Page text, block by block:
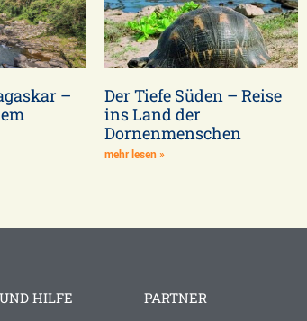
–
Der Tiefe Süden – Reise
ins Land der
Dornenmenschen
mehr lesen »
HILFE PARTNER